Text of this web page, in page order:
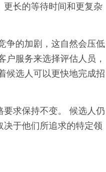
长的等待时间和更复杂
争的加剧，这自然会压低
服务来选择评估人员，
候选人可以更快地完成招
求保持不变。 候选人仍
于他们所追求的特定领